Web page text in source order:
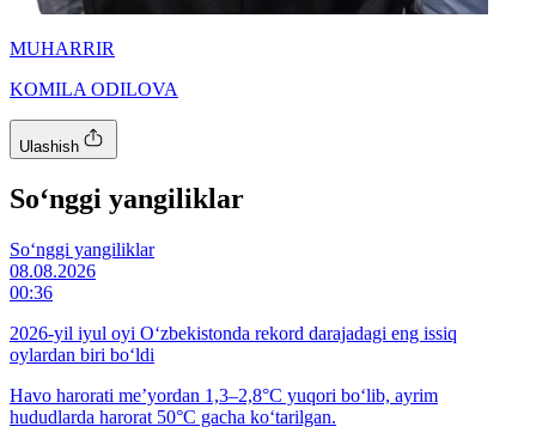
MUHARRIR
KOMILA ODILOVA
Ulashish
So‘nggi yangiliklar
So‘nggi yangiliklar
08.08.2026
00:36
2026-yil iyul oyi O‘zbekistonda rekord darajadagi eng issiq
oylardan biri bo‘ldi
Havo harorati me’yordan 1,3–2,8°C yuqori bo‘lib, ayrim
hududlarda harorat 50°C gacha ko‘tarilgan.